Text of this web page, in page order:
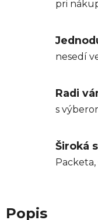
pri
nesedí
Radi
s
Široká
Popis